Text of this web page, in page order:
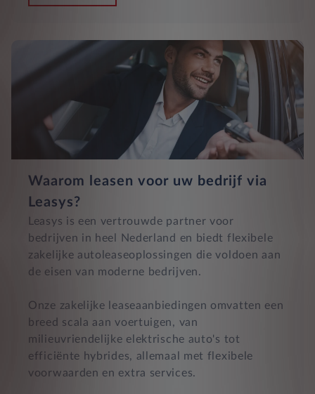
Waarom leasen voor uw bedrijf via
Leasys?
Leasys is een vertrouwde partner voor
bedrijven in heel Nederland en biedt flexibele
zakelijke autoleaseoplossingen die voldoen aan
de eisen van moderne bedrijven.
Onze zakelijke leaseaanbiedingen omvatten een
breed scala aan voertuigen, van
milieuvriendelijke elektrische auto's tot
efficiënte hybrides, allemaal met flexibele
voorwaarden en extra services.